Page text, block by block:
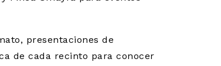
presentaciones de
de cada recinto para conocer